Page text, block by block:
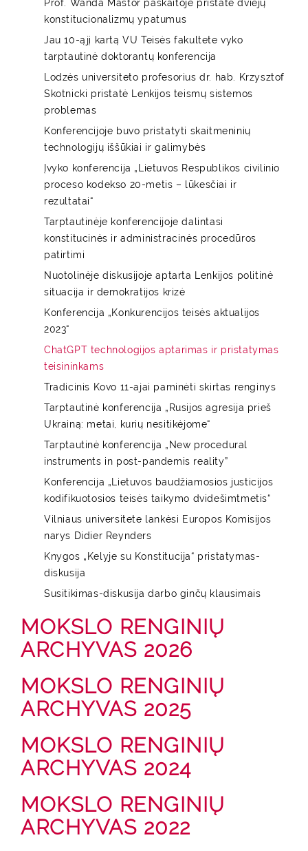
Prof. Wanda Mastor paskaitoje pristatė dviejų
konstitucionalizmų ypatumus
Jau 10-ąjį kartą VU Teisės fakultete vyko
tarptautinė doktorantų konferencija
Lodzės universiteto profesorius dr. hab. Krzysztof
Skotnicki pristatė Lenkijos teismų sistemos
problemas
Konferencijoje buvo pristatyti skaitmeninių
technologijų iššūkiai ir galimybės
Įvyko konferencija „Lietuvos Respublikos civilinio
proceso kodekso 20-metis – lūkesčiai ir
rezultatai“
Tarptautinėje konferencijoje dalintasi
konstitucinės ir administracinės procedūros
patirtimi
Nuotolinėje diskusijoje aptarta Lenkijos politinė
situacija ir demokratijos krizė
Konferencija „Konkurencijos teisės aktualijos
2023“
ChatGPT technologijos aptarimas ir pristatymas
teisininkams
Tradicinis Kovo 11-ajai paminėti skirtas renginys
Tarptautinė konferencija „Rusijos agresija prieš
Ukrainą: metai, kurių nesitikėjome“
Tarptautinė konferencija „New procedural
instruments in post-pandemis reality”
Konferencija „Lietuvos baudžiamosios justicijos
kodifikuotosios teisės taikymo dvidešimtmetis“
Vilniaus universitete lankėsi Europos Komisijos
narys Didier Reynders
Knygos „Kelyje su Konstitucija“ pristatymas-
diskusija
Susitikimas-diskusija darbo ginčų klausimais
MOKSLO RENGINIŲ
ARCHYVAS 2026
MOKSLO RENGINIŲ
ARCHYVAS 2025
MOKSLO RENGINIŲ
ARCHYVAS 2024
MOKSLO RENGINIŲ
ARCHYVAS 2022